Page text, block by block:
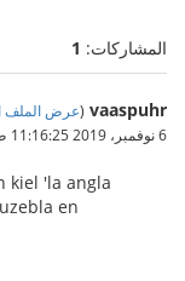
المشاركات: 1
vaaspuhr
(عرض
6 نوفمبر، 2019 11:16:25 ص
kiel 'la angla
en